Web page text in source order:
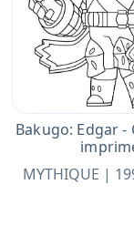
Bakugo: Edgar -
MYTHIQUE |